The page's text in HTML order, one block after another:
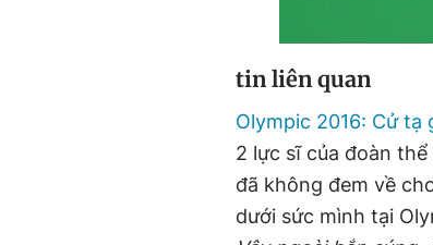
tin liên quan
Olympic 2016: Cử tạ
2 lực sĩ của đoàn
đã không đem về
dưới sức mình tại